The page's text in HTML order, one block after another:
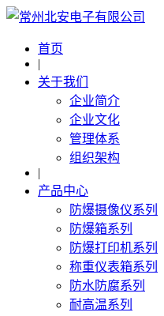
首页
|
关于我们
企业简介
企业文化
管理体系
组织架构
|
产品中心
防爆摄像仪系列
防爆箱系列
防爆打印机系列
称重仪表箱系列
防水防腐系列
耐高温系列